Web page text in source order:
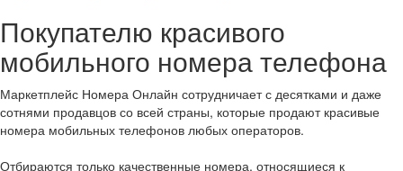
Покупателю красивого
мобильного номера телефона
Маркетплейс Номера Онлайн сотрудничает с десятками и даже
сотнями продавцов со всей страны, которые продают красивые
номера мобильных телефонов любых операторов.
Отбираются только качественные номера, относящиеся к